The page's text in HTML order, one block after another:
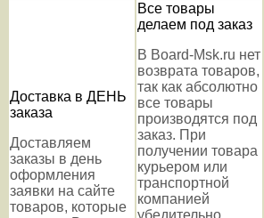
Доставка в ДЕНЬ
заказа
Доставляем
заказы в день
оформления
заявки на сайте
товаров, которые
Все товары
делаем под заказ
В Board-Msk.ru нет
возврата товаров,
так как абсолютно
все товары
производятся под
заказ. При
получении товара
курьером или
транспортной
компанией
убедительно